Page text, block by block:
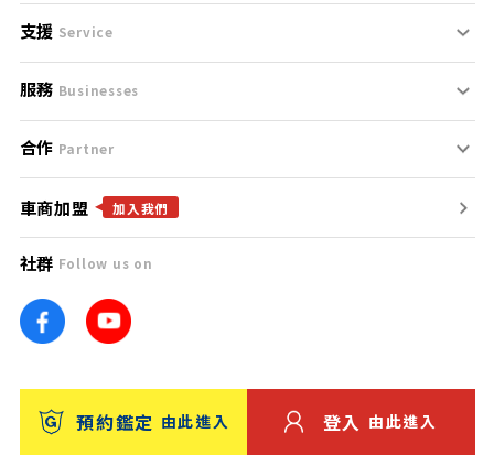
刊登規範
服務條款
免責聲明
隱私權政策
團隊
車訊網
台灣優良中古車商大獎
支援 Service
支援中心
聯絡我們
服務 Businesses
什麼是Goo鑑定？
找好車
找好店
找海外車
消費者評價
保固
合作 Partner
合作夥伴
廣告合作
車商加盟 加入我們
社群 Follow us on
預約鑑定 由此進入 登入 由此進入